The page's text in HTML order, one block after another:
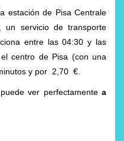
estación de Pisa Centrale
un servicio de transporte
entre las 04:30 y las
centro de Pisa (con una
y por 2,70 €.
ver perfectamente a